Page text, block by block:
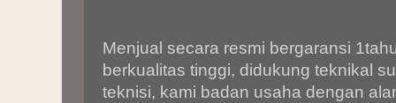
Menjual secara resmi bergaransi
berkualitas tinggi, didukung teknikal
teknisi, kami badan usaha dengan